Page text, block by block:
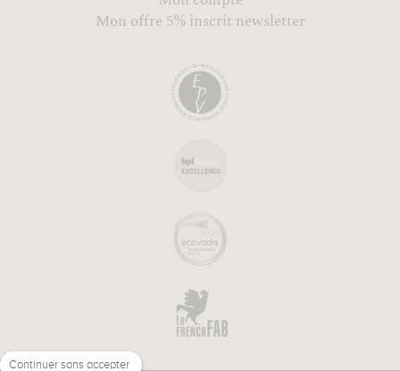
Mon offre 5% inscrit newsletter
Continuer sans accepter